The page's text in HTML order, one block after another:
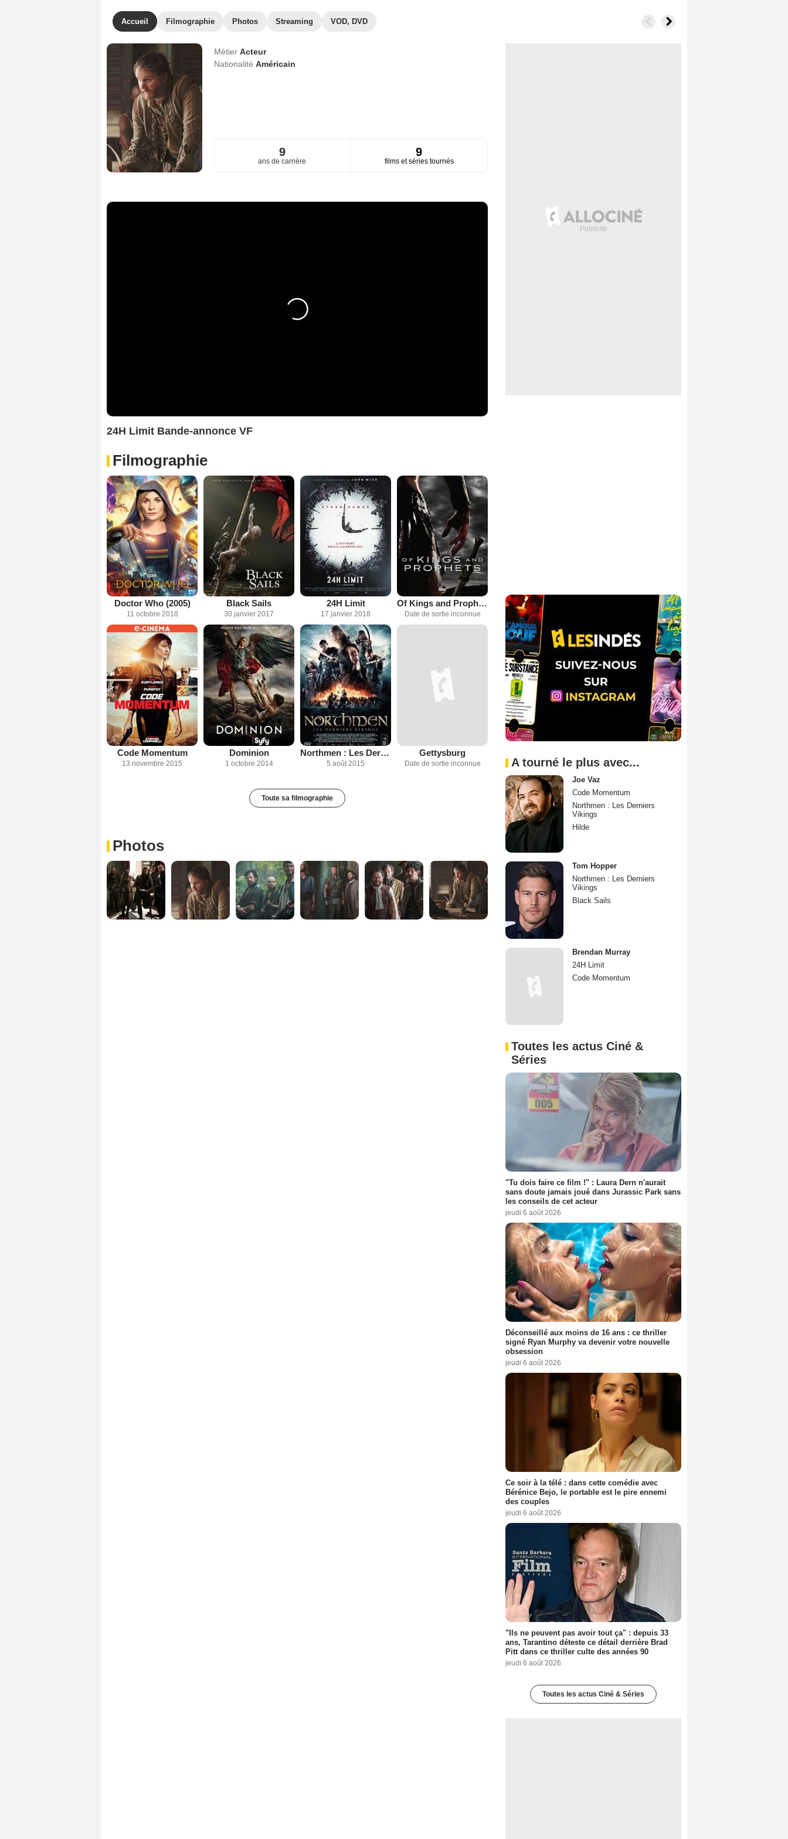
Accueil Filmographie Photos Streaming VOD, DVD
Métier Acteur
Nationalité Américain
9
ans de carrière
9
films et séries tournés
24H Limit Bande-annonce VF
Filmographie
Doctor Who (2005)
11 octobre 2018
Black Sails
30 janvier 2017
24H Limit
17 janvier 2018
Of Kings and Prophets
Date de sortie inconnue
Code Momentum
13 novembre 2015
Dominion
1 octobre 2014
Northmen : Les Derniers Vikings
5 août 2015
Gettysburg
Date de sortie inconnue
Toute sa filmographie
Photos
A tourné le plus avec...
Joe Vaz
Code Momentum
Northmen : Les Derniers
Vikings
Hilde
Tom Hopper
Northmen : Les Derniers
Vikings
Black Sails
Brendan Murray
24H Limit
Code Momentum
Toutes les actus Ciné &
Séries
"Tu dois faire ce film !" : Laura Dern n'aurait
sans doute jamais joué dans Jurassic Park sans
les conseils de cet acteur
jeudi 6 août 2026
Déconseillé aux moins de 16 ans : ce thriller
signé Ryan Murphy va devenir votre nouvelle
obsession
jeudi 6 août 2026
Ce soir à la télé : dans cette comédie avec
Bérénice Bejo, le portable est le pire ennemi
des couples
jeudi 6 août 2026
"Ils ne peuvent pas avoir tout ça" : depuis 33
ans, Tarantino déteste ce détail derrière Brad
Pitt dans ce thriller culte des années 90
jeudi 6 août 2026
Toutes les actus Ciné & Séries